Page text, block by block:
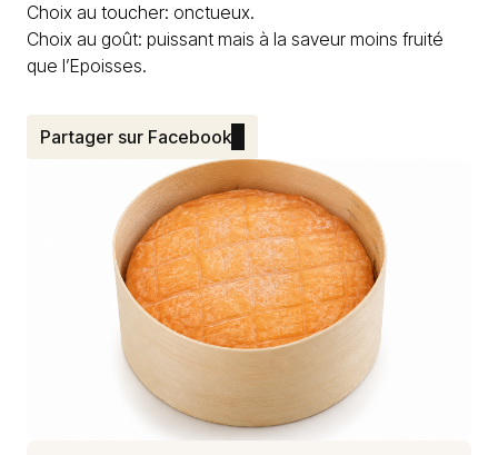
Choix au toucher: onctueux.
Choix au goût: puissant mais à la saveur moins fruité
que l’Epoisses.
Partager sur Facebook